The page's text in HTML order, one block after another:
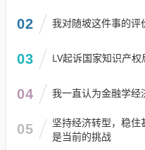
02 我对随坡这件事的评
03 LV起诉国家知识产权
04 我一直认为金融学经
05
坚持经济转型，稳
是当前的挑战